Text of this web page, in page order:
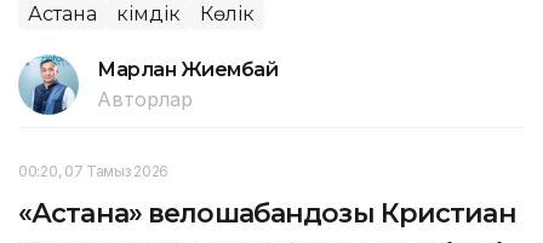
Астана Әкімдік Көлік
Марлан Жиембай
Авторлар
00:20, 07 Тамыз 2026
«Астана» велошабандозы Кристиан